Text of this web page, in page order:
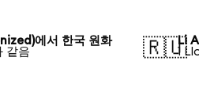
에서 한국 원화
같음
🇷🇺
Li
1